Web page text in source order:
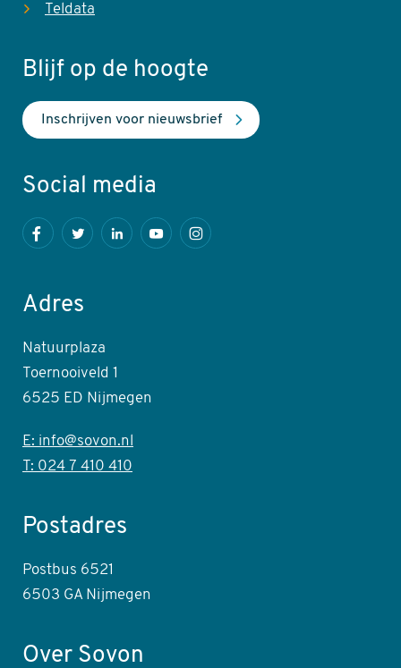
Teldata
Blijf op de hoogte
Inschrijven voor nieuwsbrief
Social media
Adres
Natuurplaza
Toernooiveld 1
6525 ED Nijmegen
E: info@sovon.nl
T: 024 7 410 410
Postadres
Postbus 6521
6503 GA Nijmegen
Over Sovon